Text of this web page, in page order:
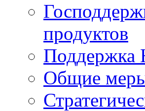
продуктов
Общие меры